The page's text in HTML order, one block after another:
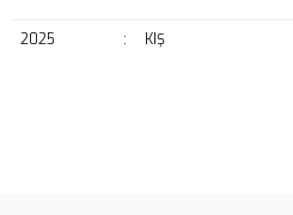
2025 : KIŞ